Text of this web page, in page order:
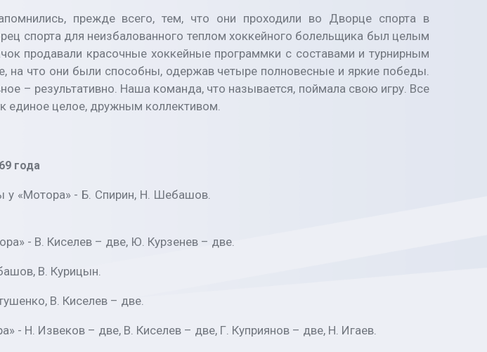
прежде всего, тем, что они проходили во Дворце спорта в
спорта для неизбалованного теплом хоккейного болельщика был целым
продавали красочные хоккейные программки с составами и турнирным
на что они были способны, одержав четыре полновесные и яркие победы.
– результативно. Наша команда, что называется, поймала свою игру. Все
единое целое, дружным коллективом.
года
у «Мотора» - Б. Спирин, Н. Шебашов.
- В. Киселев – две, Ю. Курзенев – две.
В. Курицын.
В. Киселев – две.
- Н. Извеков – две, В. Киселев – две, Г. Куприянов – две, Н. Игаев.